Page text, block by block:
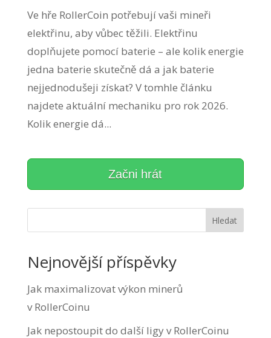
Ve hře RollerCoin potřebují vaši mineři
elektřinu, aby vůbec těžili. Elektřinu
doplňujete pomocí baterie – ale kolik energie
jedna baterie skutečně dá a jak baterie
nejjednodušeji získat? V tomhle článku
najdete aktuální mechaniku pro rok 2026.
Kolik energie dá...
Začni hrát
Hledat
Nejnovější příspěvky
Jak maximalizovat výkon minerů
v RollerCoinu
Jak nepostoupit do další ligy v RollerCoinu